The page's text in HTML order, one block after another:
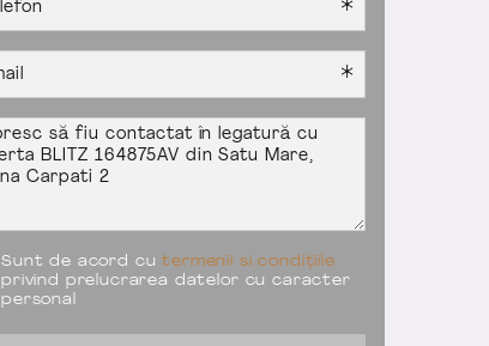
Sunt de acord cutermenii si condițiile
privind prelucrarea datelor cu caracter
personal